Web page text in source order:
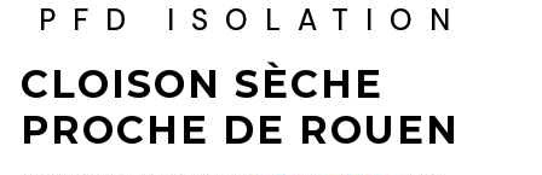
PFD ISOLATION
CLOISON SÈCHE
PROCHE DE ROUEN